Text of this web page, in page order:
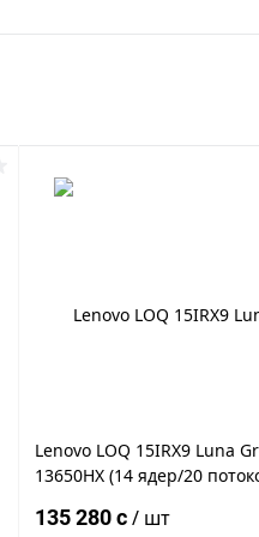
Lenovo LOQ 15IRX9 Luna
13650HX (14 ядер/20
NVIDIA® GeForce® RTX
135 280 c/ шт